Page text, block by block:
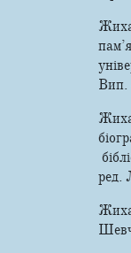
Вип.
ред.